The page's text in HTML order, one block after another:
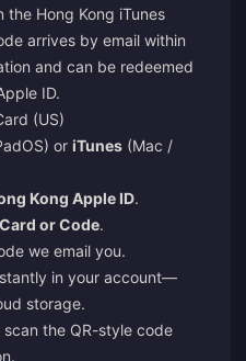
Hong Kong iTunes
arrives by email within
and can be redeemed
ID.
(US)
or iTunes (Mac /
Kong Apple ID.
or Code.
we email you.
in your account—
storage.
scan the QR-style code